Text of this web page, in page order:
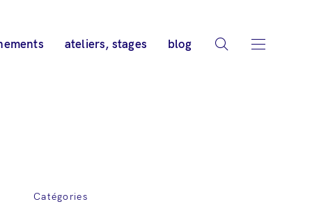
ateliers, stages blog
Catégories